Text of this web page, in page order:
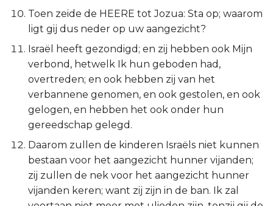
Judas
Openbaring
Toen zeide de HEERE tot Jozua: Sta op; waarom
ligt gij dus neder op uw aangezicht?
Israël heeft gezondigd; en zij hebben ook Mijn
verbond, hetwelk Ik hun geboden had,
overtreden; en ook hebben zij van het
verbannene genomen, en ook gestolen, en ook
gelogen, en hebben het ook onder hun
gereedschap gelegd.
Daarom zullen de kinderen Israëls niet kunnen
bestaan voor het aangezicht hunner vijanden;
zij zullen de nek voor het aangezicht hunner
vijanden keren; want zij zijn in de ban. Ik zal